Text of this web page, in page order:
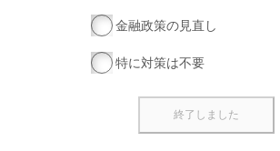
金融政策の見直し
特に対策は不要